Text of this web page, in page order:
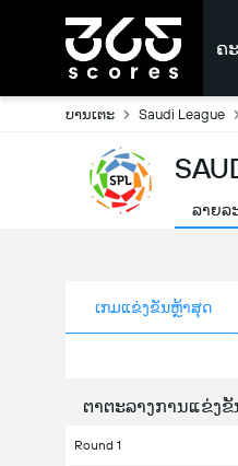
ຄ
ບານເຕະ Saudi League
ລາຍລ
ເກມແຂ່ງຂັນຫຼ້າສຸດ
ຕາຕະລາງການແຂ່ງຂັ
Round 1